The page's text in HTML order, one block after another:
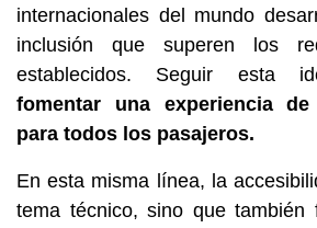
internacionales del mundo
inclusión que superen los
establecidos. Seguir esta
fomentar una experiencia
para todos los pasajeros.
En esta misma línea, la
tema técnico, sino que también